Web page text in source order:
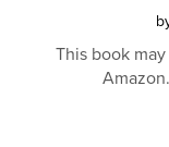
This book